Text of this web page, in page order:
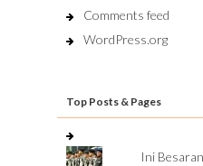
Comments feed
WordPress.org
Top Posts & Pages
Ini